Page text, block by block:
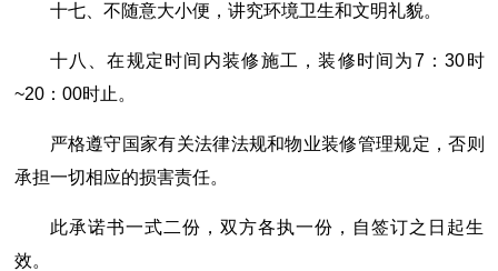
十七、不随意大小便，讲究环境卫生和文明礼貌。
十八、在规定时间内装修施工，装修时间为7：30时
~20：00时止。
严格遵守国家有关法律法规和物业装修管理规定，否则
承担一切相应的损害责任。
此承诺书一式二份，双方各执一份，自签订之日起生
效。